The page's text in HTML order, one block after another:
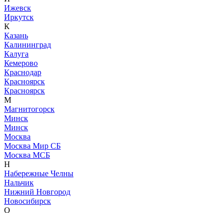
Ижевск
Иркутск
К
Казань
Калининград
Калуга
Кемерово
Краснодар
Красноярск
Красноярск
М
Магнитогорск
Минск
Минск
Москва
Москва Мир СБ
Москва МСБ
Н
Набережные Челны
Нальчик
Нижний Новгород
Новосибирск
О